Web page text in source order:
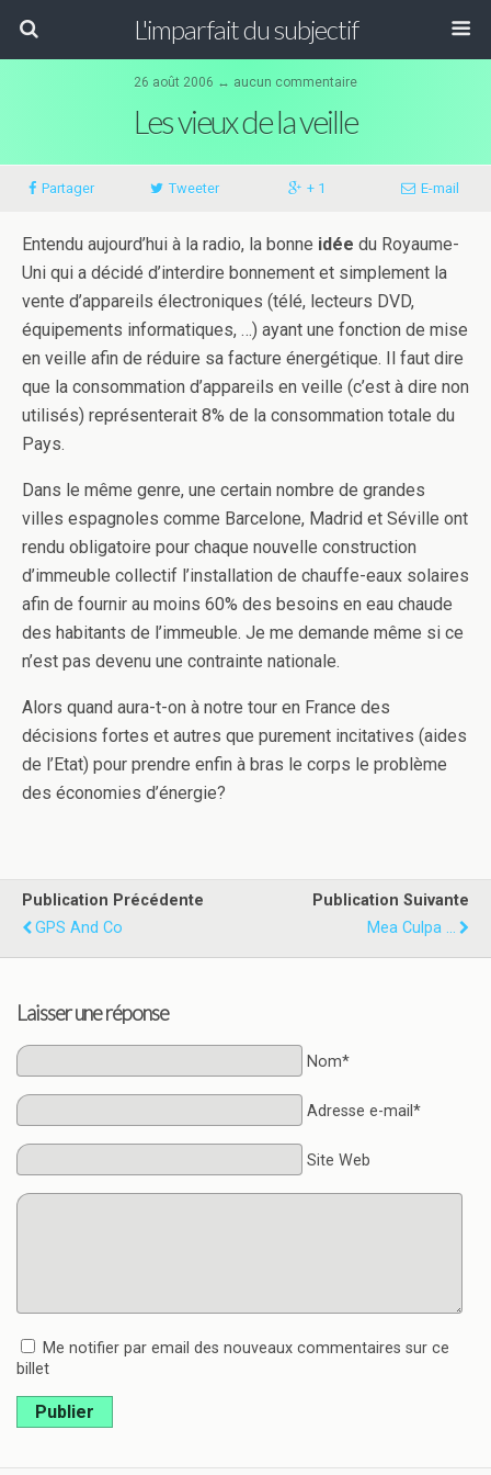
L'imparfait du subjectif
26 août 2006 ↔ aucun commentaire
Les vieux de la veille
Partager Tweeter + 1 E-mail
Entendu aujourd’hui à la radio, la bonne idée du Royaume-
Uni qui a décidé d’interdire bonnement et simplement la
vente d’appareils électroniques (télé, lecteurs DVD,
équipements informatiques, …) ayant une fonction de mise
en veille afin de réduire sa facture énergétique. Il faut dire
que la consommation d’appareils en veille (c’est à dire non
utilisés) représenterait 8% de la consommation totale du
Pays.
Dans le même genre, une certain nombre de grandes
villes espagnoles comme Barcelone, Madrid et Séville ont
rendu obligatoire pour chaque nouvelle construction
d’immeuble collectif l’installation de chauffe-eaux solaires
afin de fournir au moins 60% des besoins en eau chaude
des habitants de l’immeuble. Je me demande même si ce
n’est pas devenu une contrainte nationale.
Alors quand aura-t-on à notre tour en France des
décisions fortes et autres que purement incitatives (aides
de l’Etat) pour prendre enfin à bras le corps le problème
des économies d’énergie?
Publication Précédente
GPS And Co
Publication Suivante
Mea Culpa ...
Laisser une réponse
Nom*
Adresse e-mail*
Site Web
Me notifier par email des nouveaux commentaires sur ce
billet
Publier